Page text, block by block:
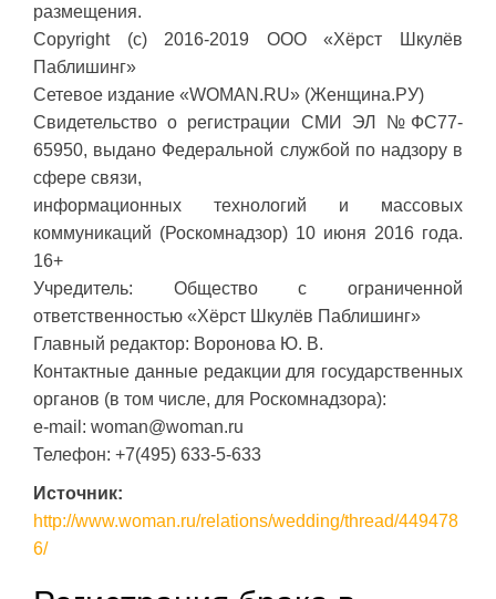
размещения.
Copyright (с) 2016-2019 ООО «Хёрст Шкулёв
Паблишинг»
Сетевое издание «WOMAN.RU» (Женщина.РУ)
Свидетельство о регистрации СМИ ЭЛ №ФС77-
65950, выдано Федеральной службой по надзору в
сфере связи,
информационных технологий и массовых
коммуникаций (Роскомнадзор) 10 июня 2016 года.
16+
Учредитель: Общество с ограниченной
ответственностью «Хёрст Шкулёв Паблишинг»
Главный редактор: Воронова Ю. В.
Контактные данные редакции для государственных
органов (в том числе, для Роскомнадзора):
e-mail: woman@woman.ru
Телефон: +7(495) 633-5-633
Источник:
http://www.woman.ru/relations/wedding/thread/449478
6/